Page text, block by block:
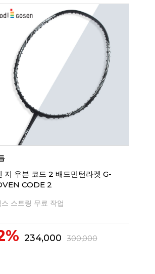
지 우븐 코드 2 배드민턴라켓 G-
CODE 2
스 스트링 무료 작업
234,000 300,000